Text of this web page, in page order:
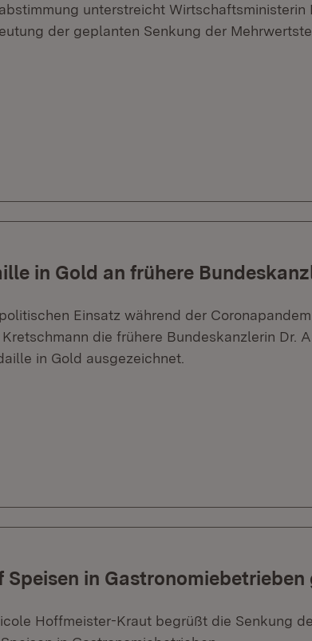
unterstreicht Wirtschaftsministerin
der geplanten Senkung der
in Gold an frühere
Einsatz während der
die frühere Bundeskanzlerin Dr.
in Gold ausgezeichnet.
in Gastronomiebetrieben
Hoffmeister-Kraut begrüßt die Senkung